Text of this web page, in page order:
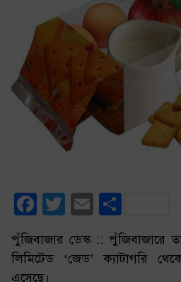
Facebook
Twitter
Email
পুঁজিবাজার ডেস্ক :: পুঁজিবাজারে
লিমিটেড ‘জেড’ ক্যাটাগরি
এসেছে।